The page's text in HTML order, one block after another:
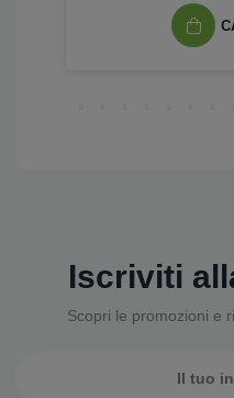
Iscriviti
Scopri le promozioni e